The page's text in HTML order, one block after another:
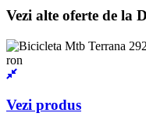
Vezi alte oferte de la
Vezi produs